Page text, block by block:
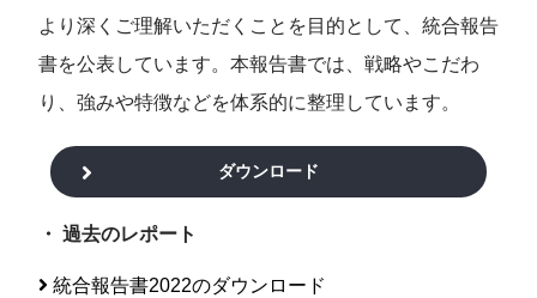
より深くご理解いただくことを目的として、統合報告
書を公表しています。本報告書では、戦略やこだわ
り、強みや特徴などを体系的に整理しています。
ダウンロード
・ 過去のレポート
統合報告書2022のダウンロード